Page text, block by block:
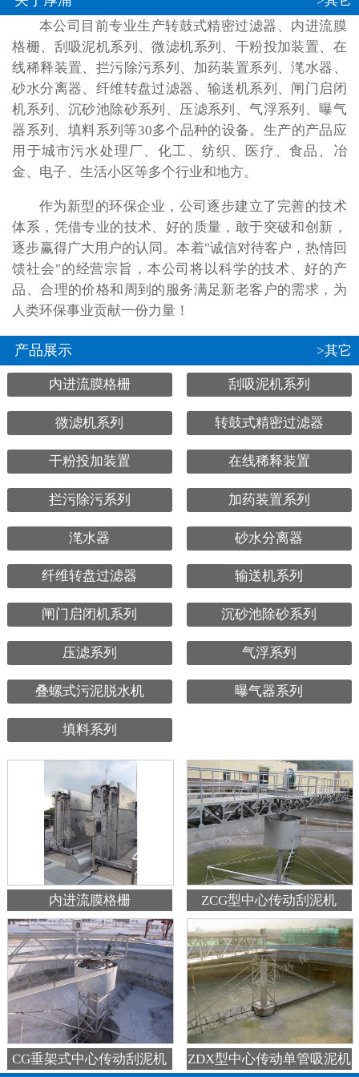
本公司目前专业生产转鼓式精密过滤器、内进流膜
格栅、刮吸泥机系列、微滤机系列、干粉投加装置、在
线稀释装置、拦污除污系列、加药装置系列、滗水器、
砂水分离器、纤维转盘过滤器、输送机系列、闸门启闭
机系列、沉砂池除砂系列、压滤系列、气浮系列、曝气
器系列、填料系列等30多个品种的设备。生产的产品应
用于城市污水处理厂、化工、纺织、医疗、食品、冶
金、电子、生活小区等多个行业和地方。
作为新型的环保企业，公司逐步建立了完善的技术
体系，凭借专业的技术、好的质量，敢于突破和创新，
逐步赢得广大用户的认同。本着"诚信对待客户，热情回
馈社会"的经营宗旨，本公司将以科学的技术、好的产
品、合理的价格和周到的服务满足新老客户的需求，为
人类环保事业贡献一份力量！
产品展示 >其它
内进流膜格栅 刮吸泥机系列
微滤机系列 转鼓式精密过滤器
干粉投加装置 在线稀释装置
拦污除污系列 加药装置系列
滗水器 砂水分离器
纤维转盘过滤器 输送机系列
闸门启闭机系列 沉砂池除砂系列
压滤系列 气浮系列
叠螺式污泥脱水机 曝气器系列
填料系列
内进流膜格栅 ZCG型中心传动刮泥机
CG垂架式中心传动刮泥机 ZDX型中心传动单管吸泥机